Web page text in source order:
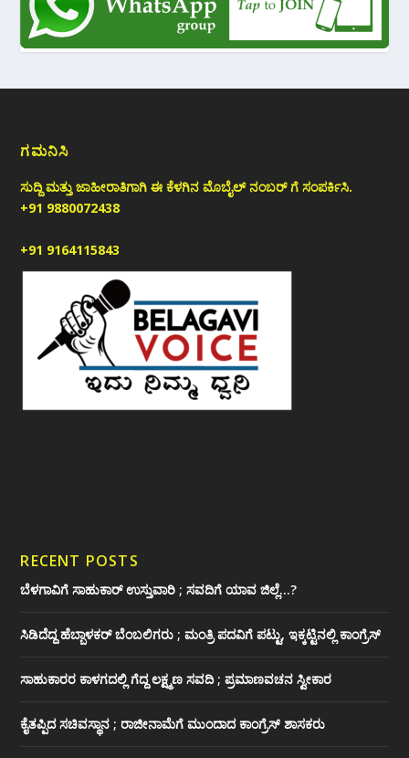
ಗಮನಿಸಿ
ಸುದ್ದಿ ಮತ್ತು ಜಾಹೀರಾತಿಗಾಗಿ ಈ ಕೆಳಗಿನ ಮೊಬೈಲ್ ನಂಬರ್ ಗೆ ಸಂಪರ್ಕಿಸಿ.
+91 9880072438
+91 9164115843
RECENT POSTS
ಬೆಳಗಾವಿಗೆ ಸಾಹುಕಾರ್ ಉಸ್ತುವಾರಿ ; ಸವದಿಗೆ ಯಾವ ಜಿಲ್ಲೆ…?
ಸಿಡಿದೆದ್ದ ಹೆಬ್ಬಾಳಕರ್ ಬೆಂಬಲಿಗರು ; ಮಂತ್ರಿ ಪದವಿಗೆ ‌ಪಟ್ಟು, ಇಕ್ಕಟ್ಟಿನಲ್ಲಿ ಕಾಂಗ್ರೆಸ್
ಸಾಹುಕಾರರ ಕಾಳಗದಲ್ಲಿ ಗೆದ್ದ ಲಕ್ಷ್ಮಣ ಸವದಿ ; ಪ್ರಮಾಣವಚನ ಸ್ವೀಕಾರ
ಕೈತಪ್ಪಿದ ಸಚಿವಸ್ಥಾನ ; ರಾಜೀನಾಮೆಗೆ ಮುಂದಾದ ಕಾಂಗ್ರೆಸ್ ‌ಶಾಸಕರು